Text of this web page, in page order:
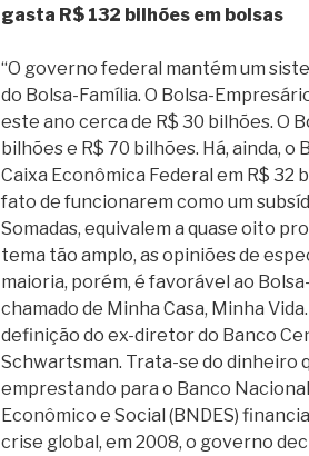
gasta R$ 132 bilhões em bolsas
“O governo federal mantém um
do Bolsa-Família. O Bolsa-
este ano cerca de R$ 30 bilhões. O
bilhões e R$ 70 bilhões. Há, ainda,
Caixa Econômica Federal em R$ 32
fato de funcionarem como um
Somadas, equivalem a quase oito
tema tão amplo, as opiniões de
maioria, porém, é favorável ao
chamado de Minha Casa, Minha
definição do ex-diretor do Banco
Schwartsman. Trata-se do dinheiro
emprestando para o Banco
Econômico e Social (BNDES)
crise global, em 2008, o governo